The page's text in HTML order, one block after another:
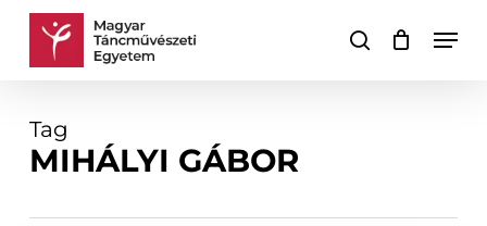
Skip
keresés
Kosár Kosár
Tag
MIHÁLYI GÁBOR